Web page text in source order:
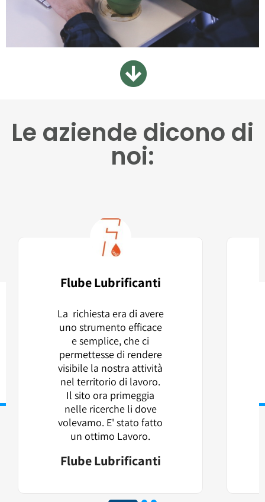
Le aziende dicono di
noi:
Flube Lubrificanti
La richiesta era di avere
uno strumento efficace
e semplice, che ci
permettesse di rendere
visibile la nostra attività
nel territorio di lavoro.
Il sito ora primeggia
nelle ricerche li dove
volevamo. E' stato fatto
un ottimo Lavoro.
Flube Lubrificanti